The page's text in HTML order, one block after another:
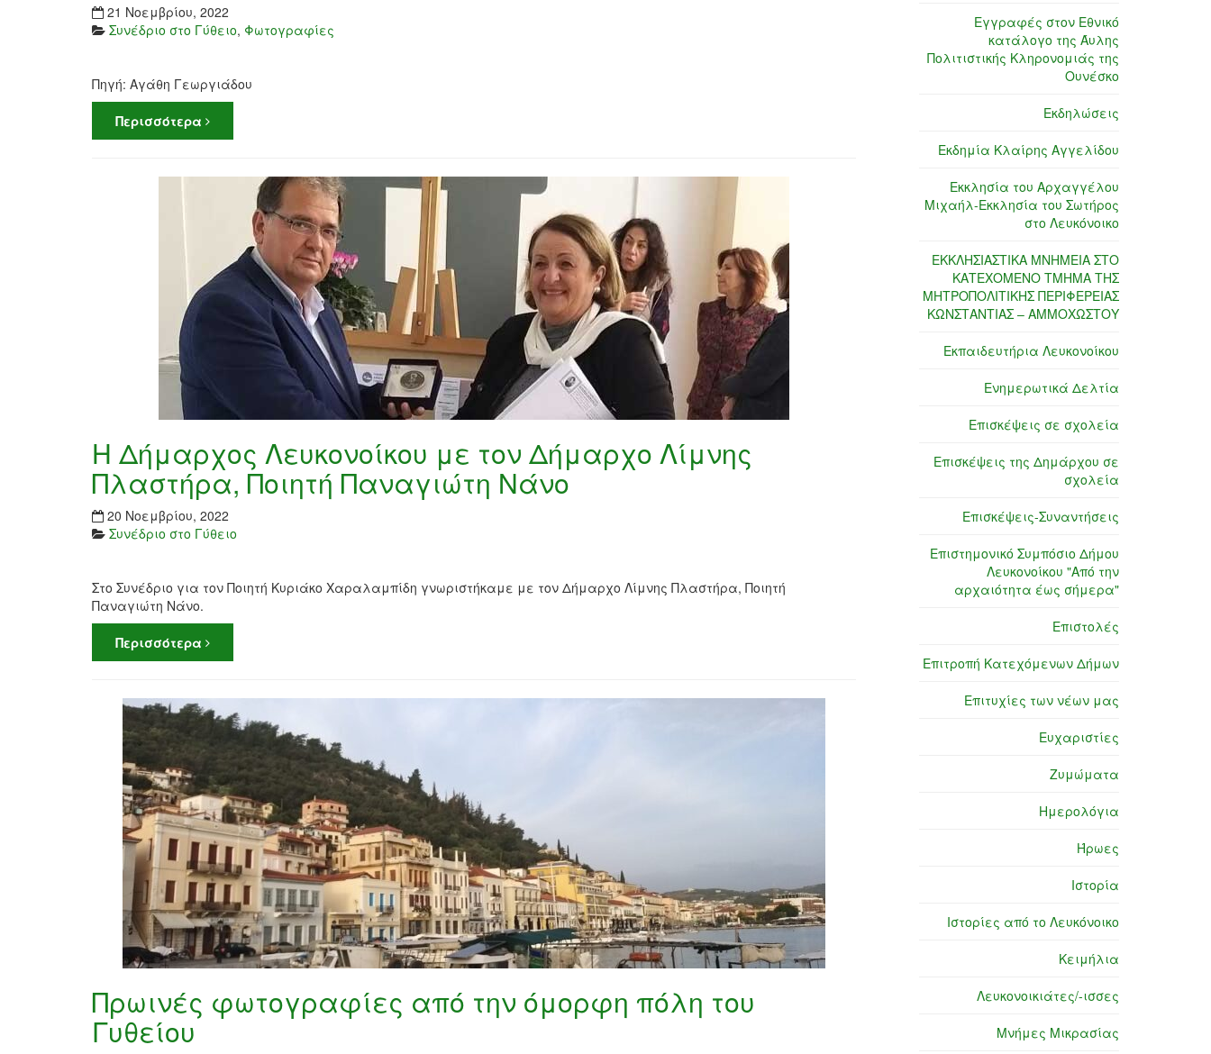
21 Νοεμβρίου, 2022
Συνέδριο στο Γύθειο, Φωτογραφίες
Πηγή: Αγάθη Γεωργιάδου
Περισσότερα
Η Δήμαρχος Λευκονοίκου με τον Δήμαρχο Λίμνης
Πλαστήρα, Ποιητή Παναγιώτη Νάνο
20 Νοεμβρίου, 2022
Συνέδριο στο Γύθειο
Στο Συνέδριο για τον Ποιητή Κυριάκο Χαραλαμπίδη γνωριστήκαμε με τον Δήμαρχο Λίμνης Πλαστήρα, Ποιητή
Παναγιώτη Νάνο.
Περισσότερα
Πρωινές φωτογραφίες από την όμορφη πόλη του
Γυθείου
Εγγραφές στον Εθνικό
κατάλογο της Άυλης
Πολιτιστικής Κληρονομιάς της
Ουνέσκο
Εκδηλώσεις
Εκδημία Κλαίρης Αγγελίδου
Εκκλησία του Αρχαγγέλου
Μιχαήλ-Εκκλησία του Σωτήρος
στο Λευκόνοικο
ΕΚΚΛΗΣΙΑΣΤΙΚΑ ΜΝΗΜΕΙΑ ΣΤΟ
ΚΑΤΕΧΟΜΕΝΟ ΤΜΗΜΑ ΤΗΣ
ΜΗΤΡΟΠΟΛΙΤΙΚΗΣ ΠΕΡΙΦΕΡΕΙΑΣ
ΚΩΝΣΤΑΝΤΙΑΣ – ΑΜΜΟΧΩΣΤΟΥ
Εκπαιδευτήρια Λευκονοίκου
Ενημερωτικά Δελτία
Επισκέψεις σε σχολεία
Επισκέψεις της Δημάρχου σε
σχολεία
Επισκέψεις-Συναντήσεις
Επιστημονικό Συμπόσιο Δήμου
Λευκονοίκου "Από την
αρχαιότητα έως σήμερα"
Επιστολές
Επιτροπή Κατεχόμενων Δήμων
Επιτυχίες των νέων μας
Ευχαριστίες
Ζυμώματα
Ημερολόγια
Ήρωες
Ιστορία
Ιστορίες από το Λευκόνοικο
Κειμήλια
Λευκονοικιάτες/-ισσες
Μνήμες Μικρασίας